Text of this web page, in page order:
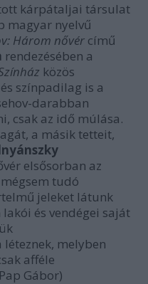
kárpátaljai társulat
magyar nyelvű
Három nővér című
rendezésében a
közös
színpadilag is a
darabban
csak az idő múlása.
a másik tetteit,
elsősorban az
tudó
jeleket látunk
és vendégei saját
melyben
afféle
Gábor)